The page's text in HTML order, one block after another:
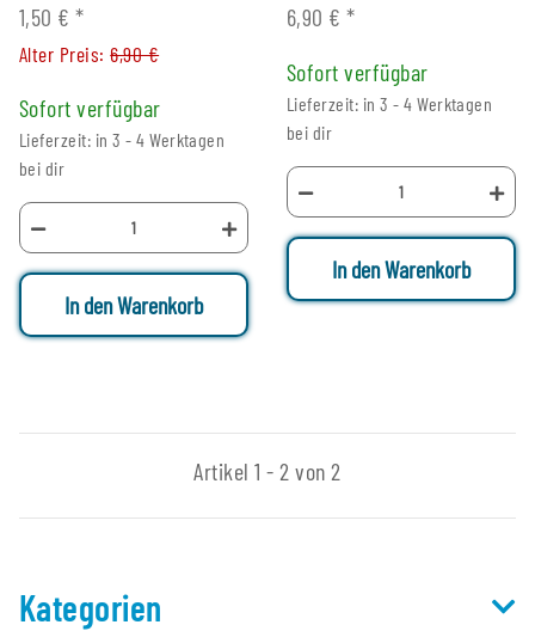
1,50 €*
Alter Preis:6,90 €
Sofort verfügbar
Lieferzeit: in 3 - 4 Werktagen
bei dir
In den Warenkorb
6,90 €*
Sofort verfügbar
Lieferzeit: in 3 - 4 Werktagen
bei dir
In den Warenkorb
Artikel 1 - 2 von 2
Kategorien